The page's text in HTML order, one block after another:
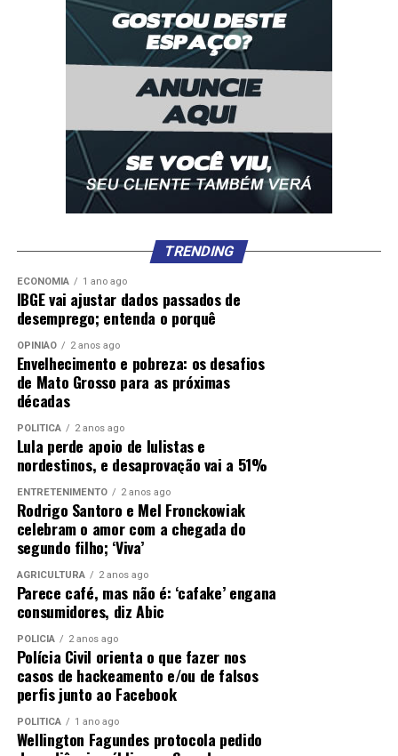
TRENDING
ECONOMIA 1 ano ago
IBGE vai ajustar dados passados de
desemprego; entenda o porquê
OPINIÃO 2 anos ago
Envelhecimento e pobreza: os desafios
de Mato Grosso para as próximas
décadas
POLÍTICA 2 anos ago
Lula perde apoio de lulistas e
nordestinos, e desaprovação vai a 51%
ENTRETENIMENTO 2 anos ago
Rodrigo Santoro e Mel Fronckowiak
celebram o amor com a chegada do
segundo filho; ‘Viva’
AGRICULTURA 2 anos ago
Parece café, mas não é: ‘cafake’ engana
consumidores, diz Abic
POLÍCIA 2 anos ago
Polícia Civil orienta o que fazer nos
casos de hackeamento e/ou de falsos
perfis junto ao Facebook
POLÍTICA 1 ano ago
Wellington Fagundes protocola pedido